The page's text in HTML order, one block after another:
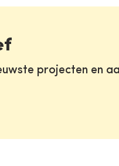
projecten en